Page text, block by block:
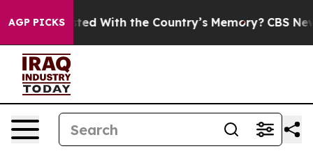
AGP PICKS
Trusted With the Country’s Memory? CBS News